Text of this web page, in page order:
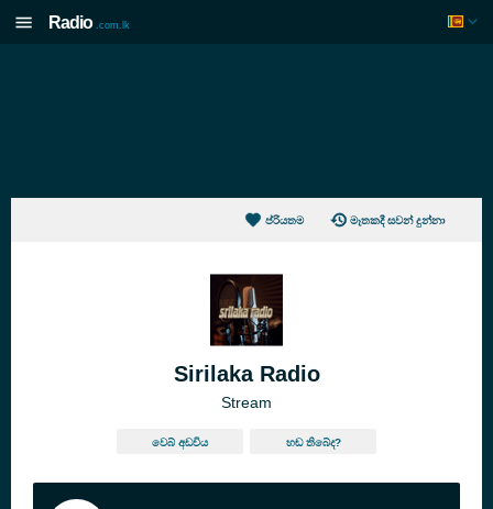
Radio .com.lk
ප්රියතම මෑතකදී සවන් දුන්නා
Sirilaka Radio
Stream
වෙබ් අඩවිය හඬ තිබේද?